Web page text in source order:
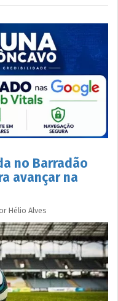
no Barradão
avançar na
Hélio Alves